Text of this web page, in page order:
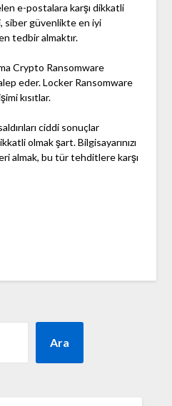
e-postalara karşı dikkatli
siber güvenlikte en iyi
tedbir almaktır.
Crypto Ransomware
eder. Locker Ransomware
kısıtlar.
ciddi sonuçlar
olmak şart. Bilgisayarınızı
almak, bu tür tehditlere karşı
Ara